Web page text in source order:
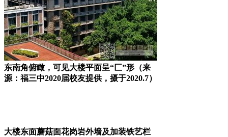
东南角俯瞰，可见大楼平面呈“匚”形（来
源：福三中2020届校友提供，摄于2020.7）
大楼东面蘑菇面花岗岩外墙及加装铁艺栏